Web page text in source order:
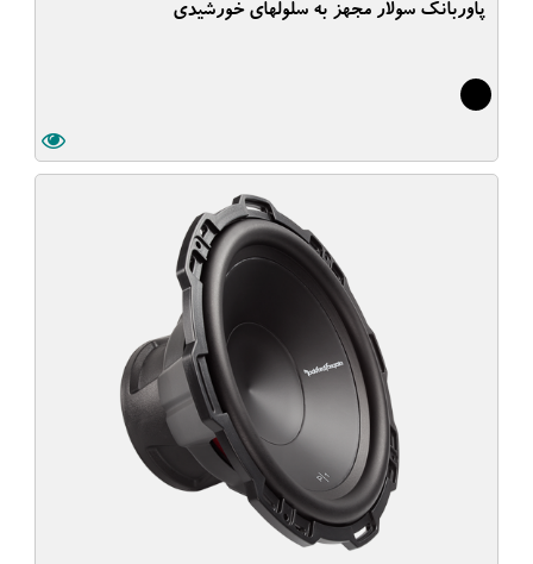
پاوربانک سولار مجهز به سلولهای خورشیدی